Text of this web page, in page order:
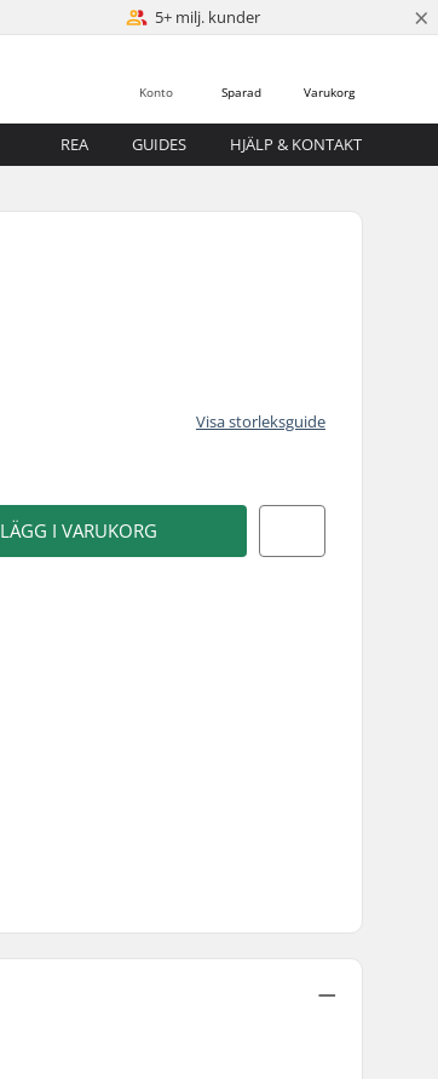
5+ milj. kunder ×
Varukorg
Sparad
Konto
REA GUIDES HJÄLP & KONTAKT
Visa storleksguide
LÄGG I VARUKORG